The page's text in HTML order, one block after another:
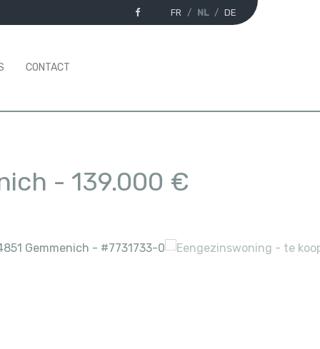
FR NL DE
CONTACT
- 139.000 €